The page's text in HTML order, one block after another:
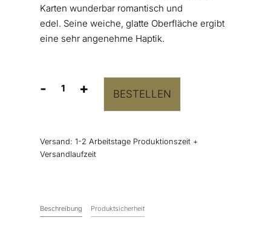
Karten wunderbar romantisch und
edel. Seine weiche, glatte Oberfläche ergibt
eine sehr angenehme Haptik.
-
Feinstkarton
+ BESTELLEN
Versand: 1-2 Arbeitstage Produktionszeit +
Versandlaufzeit
Beschreibung Produktsicherheit